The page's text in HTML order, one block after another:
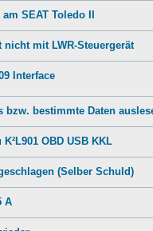
SEAT Toledo II
mit LWR-Steuergerät
Interface
bzw. bestimmte Daten
OBD USB KKL
(Selber Schuld)
A